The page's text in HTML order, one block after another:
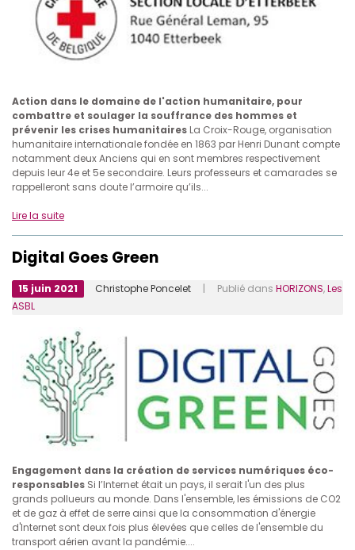
Action dans le domaine de l'action humanitaire, pour
combattre et soulager la souffrance des hommes et
prévenir les crises humanitaires La Croix-Rouge, organisation
humanitaire internationale fondée en 1863 par Henri Dunant compte
notamment deux Anciens qui en sont membres respectivement
depuis leur 4e et 5e secondaire. Leurs professeurs et camarades se
rappelleront sans doute l’armoire qu’ils...
Lire la suite
Digital Goes Green
15 juin 2021 Christophe Poncelet | Publié dans HORIZONS,Les
ASBL
Engagement dans la création de services numériques éco-
responsables Si l’Internet était un pays, il serait l'un des plus
grands pollueurs au monde. Dans l'ensemble, les émissions de CO2
et de gaz à effet de serre ainsi que la consommation d'énergie
d'Internet sont deux fois plus élevées que celles de l'ensemble du
transport aérien avant la pandémie....